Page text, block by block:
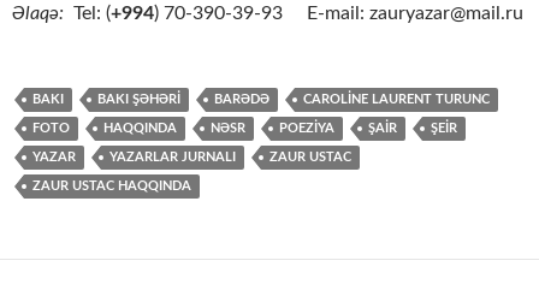
Əlaqə: Tel: (+994) 70-390-39-93 E-mail: zauryazar@mail.ru
BAKI BAKI ŞƏHƏRİ BARƏDƏ CAROLİNE LAURENT TURUNC
FOTO HAQQINDA NƏSR POEZİYA ŞAİR ŞEİR
YAZAR YAZARLAR JURNALI ZAUR USTAC
ZAUR USTAC HAQQINDA